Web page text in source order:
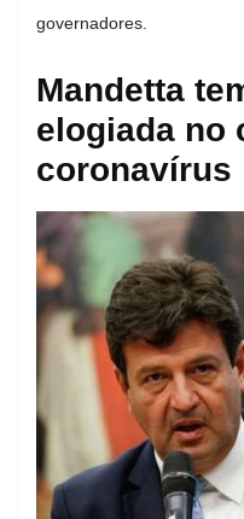
governadores.
Mandetta
elogiada no
coronavírus